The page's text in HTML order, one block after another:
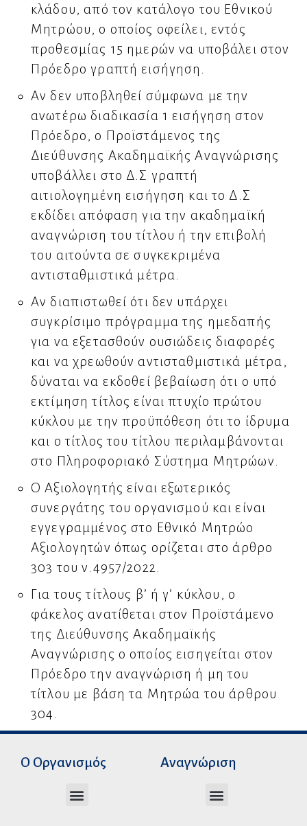
κλάδου, από τον κατάλογο του Εθνικού
Μητρώου, ο οποίος οφείλει, εντός
προθεσμίας 15 ημερών να υποβάλει στον
Πρόεδρο γραπτή εισήγηση.
Αν δεν υποβληθεί σύμφωνα με την
ανωτέρω διαδικασία 1 εισήγηση στον
Πρόεδρο, ο Προϊστάμενος της
Διεύθυνσης Ακαδημαϊκής Αναγνώρισης
υποβάλλει στο Δ.Σ γραπτή
αιτιολογημένη εισήγηση και το Δ.Σ
εκδίδει απόφαση για την ακαδημαϊκή
αναγνώριση του τίτλου ή την επιβολή
του αιτούντα σε συγκεκριμένα
αντισταθμιστικά μέτρα.
Αν διαπιστωθεί ότι δεν υπάρχει
συγκρίσιμο πρόγραμμα της ημεδαπής
για να εξετασθούν ουσιώδεις διαφορές
και να χρεωθούν αντισταθμιστικά μέτρα,
δύναται να εκδοθεί βεβαίωση ότι ο υπό
εκτίμηση τίτλος είναι πτυχίο πρώτου
κύκλου με την προϋπόθεση ότι το ίδρυμα
και ο τίτλος του τίτλου περιλαμβάνονται
στο Πληροφοριακό Σύστημα Μητρώων.
Ο Αξιολογητής είναι εξωτερικός
συνεργάτης του οργανισμού και είναι
εγγεγραμμένος στο Εθνικό Μητρώο
Αξιολογητών όπως ορίζεται στο άρθρο
303 του ν.4957/2022.
Για τους τίτλους β’ ή γ’ κύκλου, ο
φάκελος ανατίθεται στον Προϊστάμενο
της Διεύθυνσης Ακαδημαϊκής
Αναγνώρισης ο οποίος εισηγείται στον
Πρόεδρο την αναγνώριση ή μη του
τίτλου με βάση τα Μητρώα του άρθρου
304.
Ο Οργανισμός Αναγνώριση